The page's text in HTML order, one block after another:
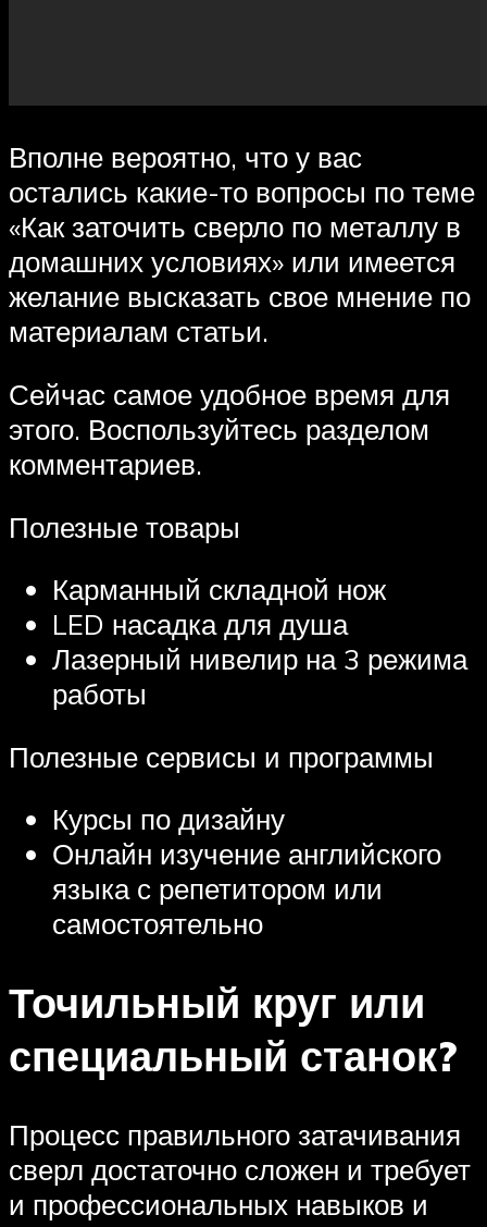
Вполне вероятно, что у вас
остались какие-то вопросы по теме
«Как заточить сверло по металлу в
домашних условиях» или имеется
желание высказать свое мнение по
материалам статьи.
Сейчас самое удобное время для
этого. Воспользуйтесь разделом
комментариев.
Полезные товары
Карманный складной нож
LED насадка для душа
Лазерный нивелир на 3 режима
работы
Полезные сервисы и программы
Курсы по дизайну
Онлайн изучение английского
языка с репетитором или
самостоятельно
Точильный круг или
специальный станок?
Процесс правильного затачивания
сверл достаточно сложен и требует
и профессиональных навыков и